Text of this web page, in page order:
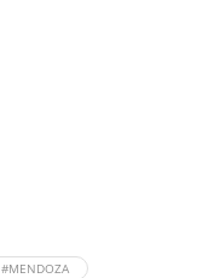
#MENDOZA